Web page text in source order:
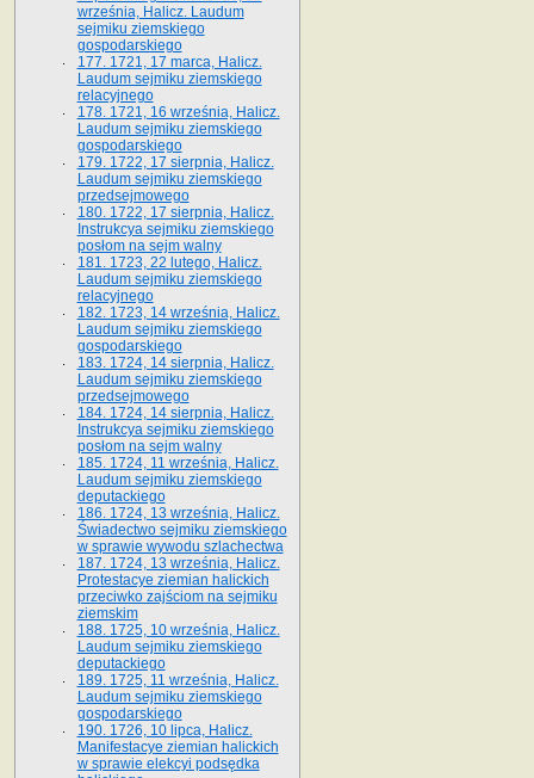
września, Halicz. Laudum
sejmiku ziemskiego
gospodarskiego
177. 1721, 17 marca, Halicz.
Laudum sejmiku ziemskiego
relacyjnego
178. 1721, 16 września, Halicz.
Laudum sejmiku ziemskiego
gospodarskiego
179. 1722, 17 sierpnia, Halicz.
Laudum sejmiku ziemskiego
przedsejmowego
180. 1722, 17 sierpnia, Halicz.
Instrukcya sejmiku ziemskiego
posłom na sejm walny
181. 1723, 22 lutego, Halicz.
Laudum sejmiku ziemskiego
relacyjnego
182. 1723, 14 września, Halicz.
Laudum sejmiku ziemskiego
gospodarskiego
183. 1724, 14 sierpnia, Halicz.
Laudum sejmiku ziemskiego
przedsejmowego
184. 1724, 14 sierpnia, Halicz.
Instrukcya sejmiku ziemskiego
posłom na sejm walny
185. 1724, 11 września, Halicz.
Laudum sejmiku ziemskiego
deputackiego
186. 1724, 13 września, Halicz.
Świadectwo sejmiku ziemskiego
w sprawie wywodu szlachectwa
187. 1724, 13 września, Halicz.
Protestacye ziemian halickich
przeciwko zajściom na sejmiku
ziemskim
188. 1725, 10 września, Halicz.
Laudum sejmiku ziemskiego
deputackiego
189. 1725, 11 września, Halicz.
Laudum sejmiku ziemskiego
gospodarskiego
190. 1726, 10 lipca, Halicz.
Manifestacye ziemian halickich
w sprawie elekcyi podsędka